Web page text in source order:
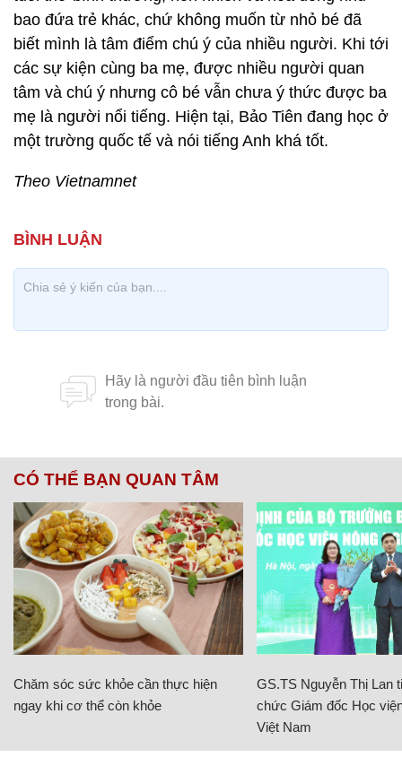
bao đứa trẻ khác, chứ không muốn từ nhỏ bé đã
biết mình là tâm điểm chú ý của nhiều người. Khi tới
các sự kiện cùng ba mẹ, được nhiều người quan
tâm và chú ý nhưng cô bé vẫn chưa ý thức được ba
mẹ là người nổi tiếng. Hiện tại, Bảo Tiên đang học ở
một trường quốc tế và nói tiếng Anh khá tốt.
Theo Vietnamnet
CÓ THỂ BẠN QUAN TÂM
Chăm sóc sức khỏe cần thực hiện
ngay khi cơ thể còn khỏe
GS.TS Nguyễn Thị Lan
chức Giám đốc Học
Việt Nam